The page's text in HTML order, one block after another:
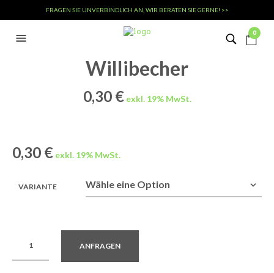
FRAGEN SIE UNVERBINDLICH AN, WIR BERATEN SIE GERNE! >>
0
Willibecher
0,30 €
0,30 €
VARIANTE
ANFRAGEN